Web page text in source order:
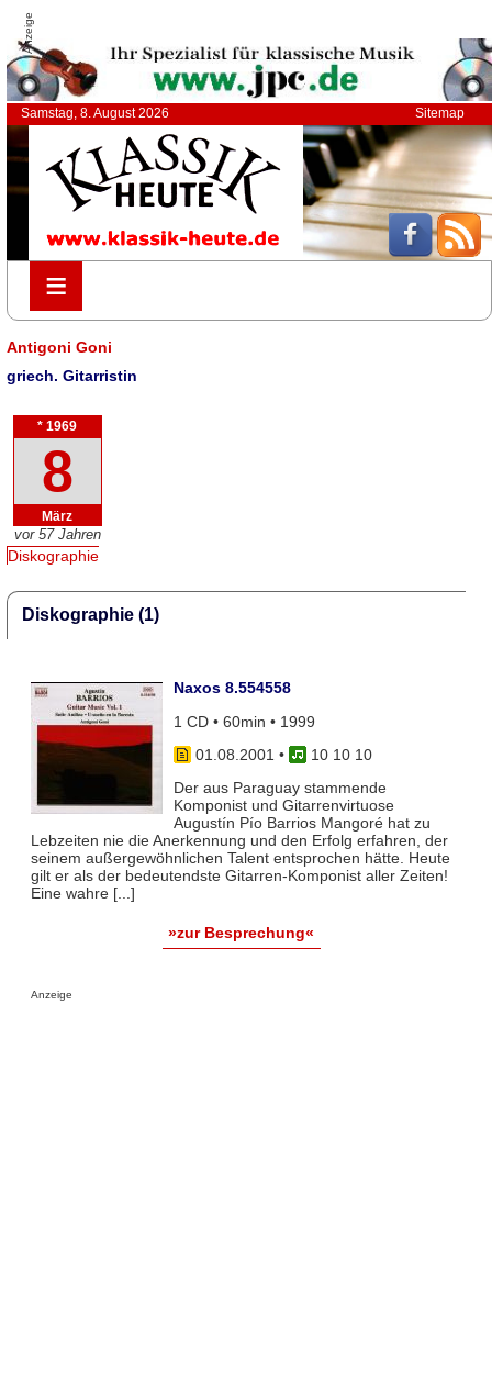
Anzeige
Samstag, 8. August 2026 Sitemap
≡
≡
Antigoni Goni
griech. Gitarristin
* 1969
8
März
vor 57 Jahren
Diskographie
Diskographie (1)
Naxos 8.554558
1 CD • 60min • 1999
01.08.2001 •
10 10 10
Der aus Paraguay stammende
Komponist und Gitarrenvirtuose
Augustín Pío Barrios Mangoré hat zu
Lebzeiten nie die Anerkennung und den Erfolg erfahren, der
seinem außergewöhnlichen Talent entsprochen hätte. Heute
gilt er als der bedeutendste Gitarren-Komponist aller Zeiten!
Eine wahre [...]
»zur Besprechung«
Anzeige